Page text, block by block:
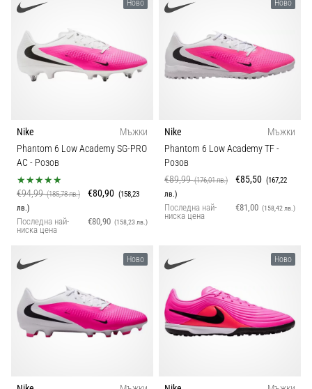
Ново
Nike
Мъжки
Phantom 6 Low Academy SG-PRO
AC - Розов
€94,99(185,78 лв.) €80,90 (158,23
лв.)
Последна най-
ниска цена
€80,90 (158,23 лв.)
Ново
Nike
Мъжки
Phantom 6 Low Academy TF-
Розов
€89,99(176,01 лв.) €85,50 (167,22
лв.)
Последна най-
ниска цена
€81,00 (158,42 лв.)
Ново Ново